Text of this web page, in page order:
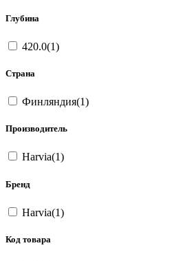
Глубина
420.0(1)
Страна
Финляндия(1)
Производитель
Harvia(1)
Бренд
Harvia(1)
Код товара